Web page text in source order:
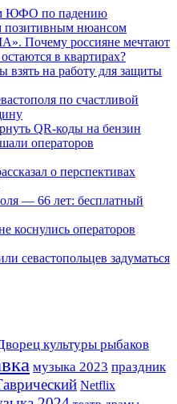
ЮФО по падению
позитивным нюансом
Почему россияне мечтают
в квартирах?
взять на работу для защиты
по счастливой
QR-коды на бензин
операторов
о перспективах
— 66 лет: бесплатный
коснулись операторов
севастопольцев задуматься
культуры рыбаков
музыка 2023 праздник
Netflix